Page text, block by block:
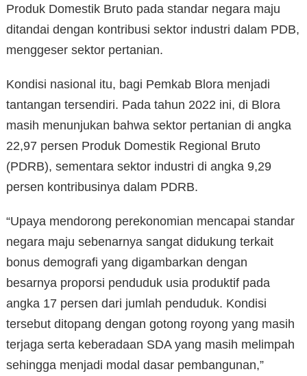
Produk Domestik Bruto pada standar negara maju
ditandai dengan kontribusi sektor industri dalam PDB,
menggeser sektor pertanian.
Kondisi nasional itu, bagi Pemkab Blora menjadi
tantangan tersendiri. Pada tahun 2022 ini, di Blora
masih menunjukan bahwa sektor pertanian di angka
22,97 persen Produk Domestik Regional Bruto
(PDRB), sementara sektor industri di angka 9,29
persen kontribusinya dalam PDRB.
“Upaya mendorong perekonomian mencapai standar
negara maju sebenarnya sangat didukung terkait
bonus demografi yang digambarkan dengan
besarnya proporsi penduduk usia produktif pada
angka 17 persen dari jumlah penduduk. Kondisi
tersebut ditopang dengan gotong royong yang masih
terjaga serta keberadaan SDA yang masih melimpah
sehingga menjadi modal dasar pembangunan,”